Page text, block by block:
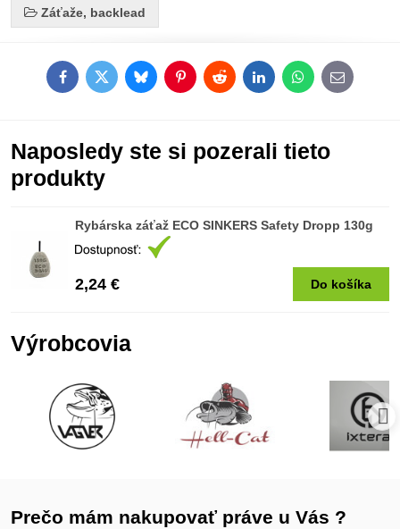
Záťaže, backlead
FacebookTwitterBlueskyPinterestRedditLinkedInWhatsApp
E-
mail
Naposledy ste si pozerali tieto
produkty
Rybárska záťaž ECO SINKERS Safety Dropp 130g
2,24 € Do košíka
Výrobcovia
Prečo mám nakupovať práve u Vás ?